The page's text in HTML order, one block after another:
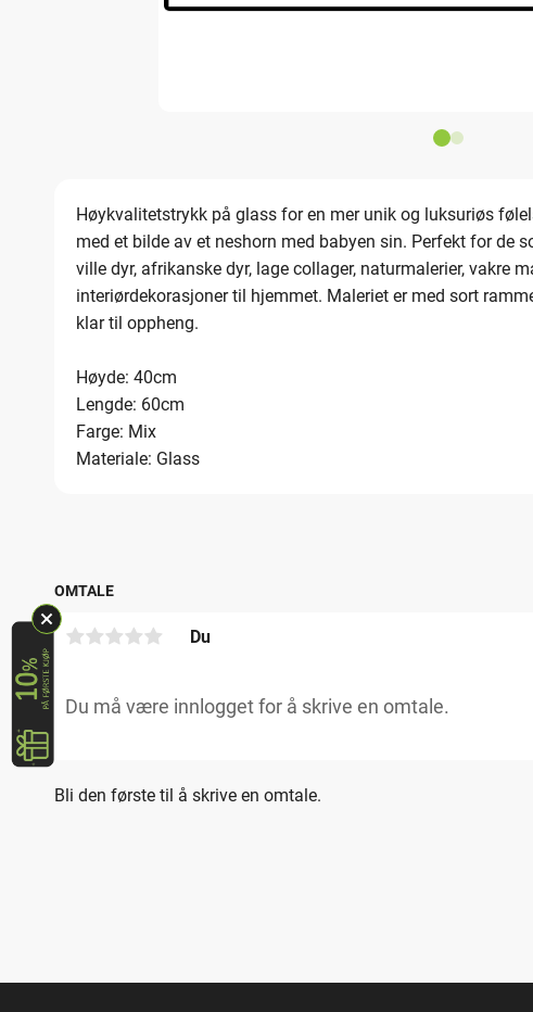
Høykvalitetstrykk på glass for en mer unik og luksuriøs
med et bilde av et neshorn med babyen sin. Perfekt for de
ville dyr, afrikanske dyr, lage collager, naturmalerier, vakre
interiørdekorasjoner til hjemmet. Maleriet er med sort
klar til oppheng.
Høyde: 40cm
Lengde: 60cm
Farge: Mix
Materiale: Glass
OMTALE
Du
Bli den første til å skrive en omtale.